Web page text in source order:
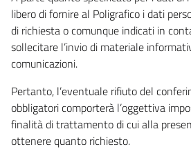
libero di fornire al Poligrafico i dati
di richiesta o comunque indicati in
sollecitare l’invio di materiale
comunicazioni.
Pertanto, l’eventuale rifiuto del
obbligatori comporterà l’oggettiva
finalità di trattamento di cui alla
ottenere quanto richiesto.